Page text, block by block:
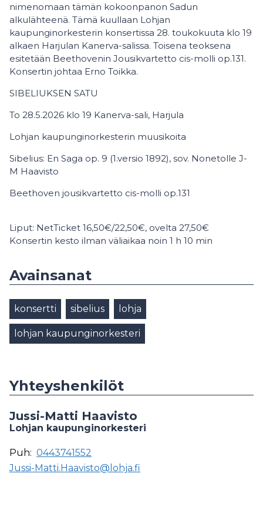
nimenomaan tämän kokoonpanon Sadun
alkulähteenä. Tämä kuullaan Lohjan
kaupunginorkesterin konsertissa 28. toukokuuta klo 19
alkaen Harjulan Kanerva-salissa. Toisena teoksena
esitetään Beethovenin Jousikvartetto cis-molli op.131.
Konsertin johtaa Erno Toikka.
SIBELIUKSEN SATU
To 28.5.2026 klo 19 Kanerva-sali, Harjula
Lohjan kaupunginorkesterin muusikoita
Sibelius: En Saga op. 9 (1.versio 1892), sov. Nonetolle J-
M Haavisto
Beethoven jousikvartetto cis-molli op.131
Liput: NetTicket 16,50€/22,50€, ovelta 27,50€
Konsertin kesto ilman väliaikaa noin 1 h 10 min
Avainsanat
konsertti sibelius lohja
lohjan kaupunginorkesteri
Yhteyshenkilöt
Jussi-Matti Haavisto
Lohjan kaupunginorkesteri
Puh: 0443741552
Jussi-Matti.Haavisto@lohja.fi